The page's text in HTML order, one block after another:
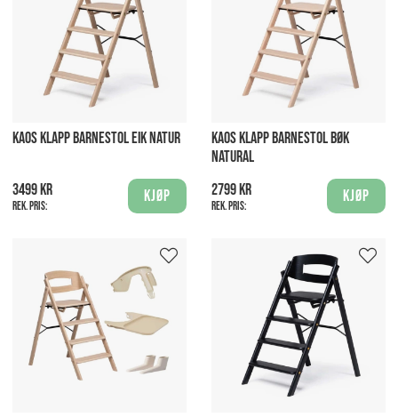
KAOS KLAPP BARNESTOL EIK NATUR
3499 kr
Rek. pris:
Kjøp
KAOS KLAPP BARNESTOL BØK
NATURAL
2799 kr
Rek. pris:
Kjøp